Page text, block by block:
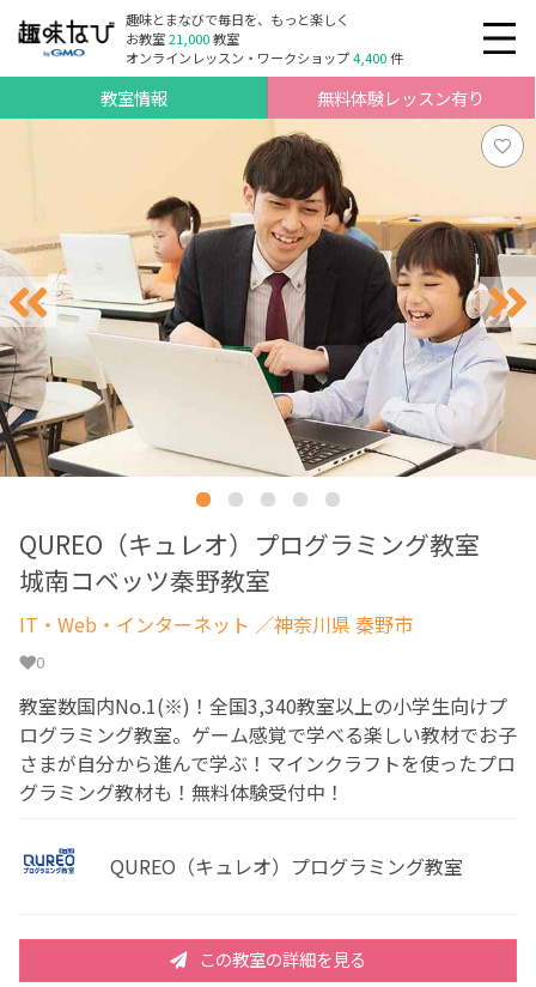
趣味とまなびで毎日を、もっと楽しく
お教室21,000教室
オンラインレッスン・ワークショップ4,400件
教室情報 無料体験レッスン有り
QUREO（キュレオ）プログラミング教室
城南コベッツ秦野教室
IT・Web・インターネット ／神奈川県 秦野市
0
教室数国内No.1(※)！全国3,340教室以上の小学生向けプ
ログラミング教室。ゲーム感覚で学べる楽しい教材でお子
さまが自分から進んで学ぶ！マインクラフトを使ったプロ
グラミング教材も！無料体験受付中！
QUREO（キュレオ）プログラミング教室
この教室の詳細を見る